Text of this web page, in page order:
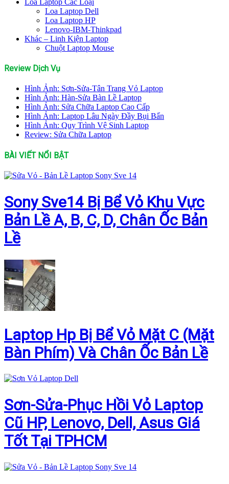
Loa Laptop Dell
Loa Laptop HP
Lenovo-IBM-Thinkpad
Khác – Linh Kiện Laptop
Chuột Laptop Mouse
Review Dịch Vụ
Hình Ảnh: Sơn-Sửa-Tân Trang Vỏ Laptop
Hình Ảnh: Hàn-Sửa Bàn Lề Laptop
Hình Ảnh: Sửa Chữa Laptop Cao Cấp
Hình Ảnh: Laptop Lâu Ngày Đầy Bụi Bẩn
Hình Ảnh: Quy Trình Vệ Sinh Laptop
Review: Sửa Chữa Laptop
BÀI VIẾT NỔI BẬT
Sony Sve14 Bị Bể Vỏ Khu Vực
Bản Lề A, B, C, D, Chân Ốc Bản
Lề
Laptop Hp Bị Bể Vỏ Mặt C (Mặt
Bàn Phím) Và Chân Ốc Bản Lề
Sơn-Sửa-Phục Hồi Vỏ Laptop
Cũ HP, Lenovo, Dell, Asus Giá
Tốt Tại TPHCM